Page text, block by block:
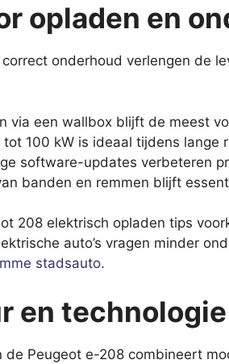
opladen en
onderhoud verlengen de
via een wallbox blijft de meest
tot 100 kW is ideaal tijdens lange
software-updates verbeteren
banden en remmen blijft
208 elektrisch opladen tips
auto’s vragen minder
stadsauto.
en technologie
de Peugeot e-208 combineert